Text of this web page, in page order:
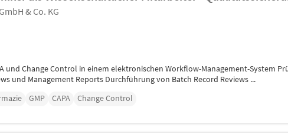
& Co. KG
und Change Control in einem elektronischen Workflow-Management-System
und Management Reports Durchführung von Batch Record Reviews ...
GMP CAPA Change Control